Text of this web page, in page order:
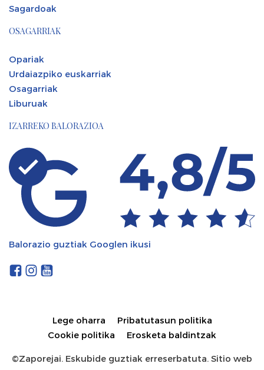
Sagardoak
OSAGARRIAK
Opariak
Urdaiazpiko euskarriak
Osagarriak
Liburuak
IZARREKO BALORAZIOA
Balorazio guztiak Googlen ikusi
Lege oharra
Pribatutasun politika
Cookie politika
Erosketa baldintzak
©Zaporejai. Eskubide guztiak erreserbatuta. Sitio web